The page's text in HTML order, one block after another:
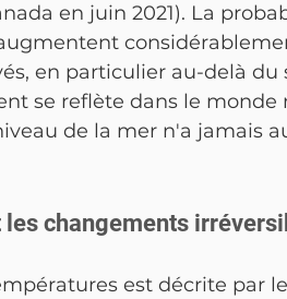
en juin 2021). La
en particulier au-delà du
se reflète dans le monde
de la mer n'a jamais
changements
est décrite par